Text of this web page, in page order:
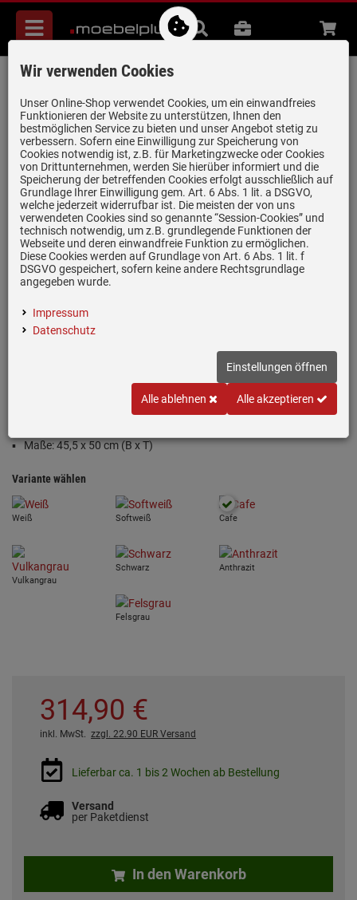
Menü
Suche
B2B Beratung
Blanco Dalago 45-F Cafe - 517 171
Granitspüle
Artikel-Nummer:19935631 | Herstellernummer: 517171 |
EAN:4020684502269
Silgranit®-Spüle in Cafe (Braun)
Maße: 45,5 x 50 cm (B x T)
Variante wählen
Weiß Softweiß Cafe
Vulkangrau
Schwarz Anthrazit
Felsgrau
314,90 €
inkl. MwSt. zzgl. 22.90 EUR Versand
Lieferbar ca. 1 bis 2 Wochen ab Bestellung
Versand
per Paketdienst
In den Warenkorb
Wir verwenden Cookies
Unser Online-Shop verwendet Cookies, um ein einwandfreies
Funktionieren der Website zu unterstützen, Ihnen den
bestmöglichen Service zu bieten und unser Angebot stetig zu
verbessern. Sofern eine Einwilligung zur Speicherung von
Cookies notwendig ist, z.B. für Marketingzwecke oder Cookies
von Drittunternehmen, werden Sie hierüber informiert und die
Speicherung der betreffenden Cookies erfolgt ausschließlich auf
Grundlage Ihrer Einwilligung gem. Art. 6 Abs. 1 lit. a DSGVO,
welche jederzeit widerrufbar ist. Die meisten der von uns
verwendeten Cookies sind so genannte “Session-Cookies” und
technisch notwendig, um z.B. grundlegende Funktionen der
Webseite und deren einwandfreie Funktion zu ermöglichen.
Diese Cookies werden auf Grundlage von Art. 6 Abs. 1 lit. f
DSGVO gespeichert, sofern keine andere Rechtsgrundlage
angegeben wurde.
Impressum
Datenschutz
Einstellungen öffnen
Alle ablehnen Alle akzeptieren